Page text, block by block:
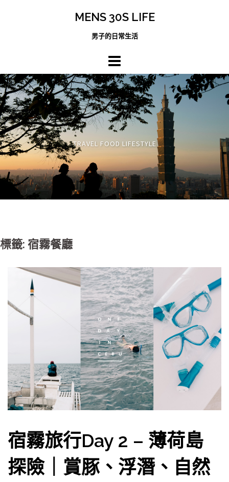
MENS 30S LIFE
男子的日常生活
TRAVEL FOOD LIFESTYLE
標籤: 宿霧餐廳
宿霧旅行Day 2 – 薄荷島
探險｜賞豚、浮潛、自然